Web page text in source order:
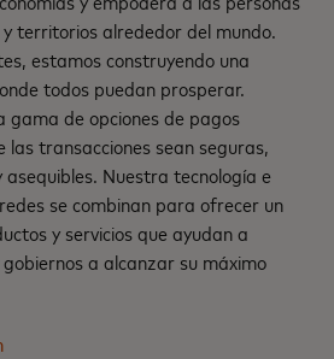
territorios alrededor del mundo.
estamos construyendo una
todos puedan prosperar.
gama de opciones de pagos
las transacciones sean seguras,
asequibles. Nuestra tecnología e
se combinan para ofrecer un
y servicios que ayudan a
a alcanzar su máximo